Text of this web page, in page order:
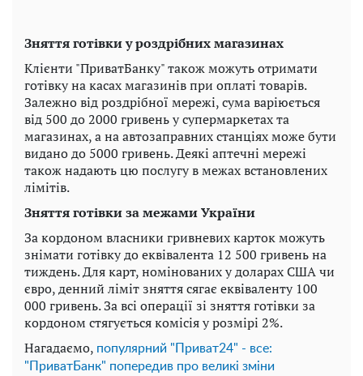
Зняття готівки у роздрібних магазинах
Клієнти "ПриватБанку" також можуть отримати
готівку на касах магазинів при оплаті товарів.
Залежно від роздрібної мережі, сума варіюється
від 500 до 2000 гривень у супермаркетах та
магазинах, а на автозаправних станціях може бути
видано до 5000 гривень. Деякі аптечні мережі
також надають цю послугу в межах встановлених
лімітів.
Зняття готівки за межами України
За кордоном власники гривневих карток можуть
знімати готівку до еквівалента 12 500 гривень на
тиждень. Для карт, номінованих у доларах США чи
євро, денний ліміт зняття сягає еквіваленту 100
000 гривень. За всі операції зі зняття готівки за
кордоном стягується комісія у розмірі 2%.
Нагадаємо, популярний "Приват24" - все:
"ПриватБанк" попередив про великі зміни